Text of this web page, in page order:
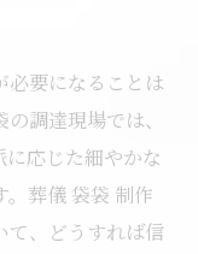
必要になることは
調達現場では、
応じた細やかな
。葬儀 袋袋 制作
て、どうすれば信